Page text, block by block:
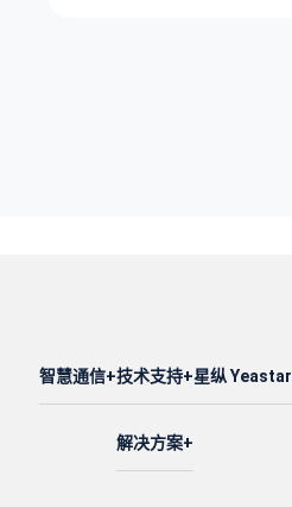
智慧通信 技术支持
解决方案
星纵 Yeastar